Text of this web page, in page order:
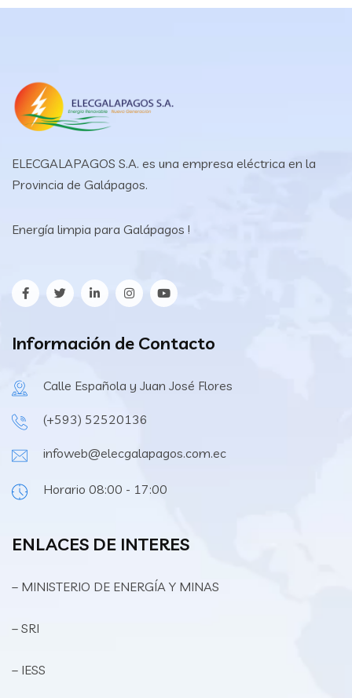
ELECGALAPAGOS S.A. es una empresa eléctrica en la
Provincia de Galápagos.
Energía limpia para Galápagos !
Información de Contacto
Calle Española y Juan José Flores
(+593) 52520136
infoweb@elecgalapagos.com.ec
Horario 08:00 - 17:00
ENLACES DE INTERES
– MINISTERIO DE ENERGÍA Y MINAS
– SRI
– IESS